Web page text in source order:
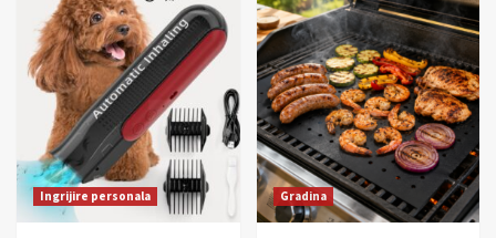
Ingrijire personala Gradina